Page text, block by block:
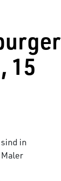
15
in